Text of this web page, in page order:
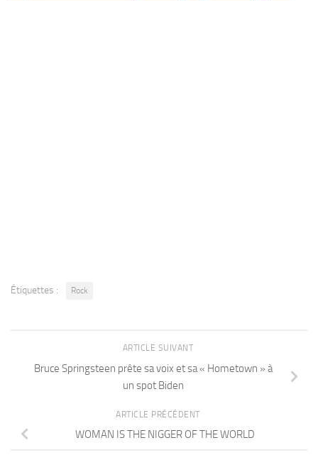
Étiquettes : Rock
ARTICLE SUIVANT
Bruce Springsteen prête sa voix et sa « Hometown » à
un spot Biden
ARTICLE PRÉCÉDENT
WOMAN IS THE NIGGER OF THE WORLD